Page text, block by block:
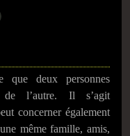
deux personnes
de l’autre. Il s’agit
concerner également
même famille, amis,